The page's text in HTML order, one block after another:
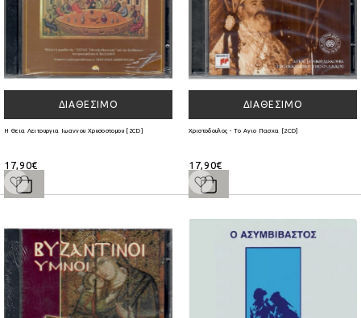
ΔΙΑΘΈΣΙΜΟ
Η Θεια Λειτουργια Ιωαννου Χρυσοστομου [2CD]
17,90€
ΔΙΑΘΈΣΙΜΟ
Χριστοδουλος - Το Αγιο Πασχα [2CD]
17,90€